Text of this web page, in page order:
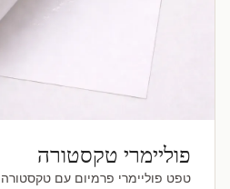
פוליימרי טקסטורה
טפט פוליימרי פרמיום עם